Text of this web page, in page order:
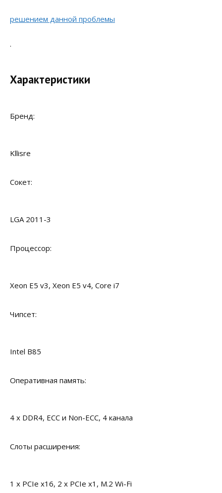
решением данной проблемы
.
Характеристики
Бренд:
Kllisre
Сокет:
LGA 2011-3
Процессор:
Xeon E5 v3, Xeon E5 v4, Core i7
Чипсет:
Intel B85
Оперативная память:
4 x DDR4, ECC и Non-ECC, 4 канала
Слоты расширения:
1 x PCIe x16, 2 x PCIe x1, M.2 Wi-Fi